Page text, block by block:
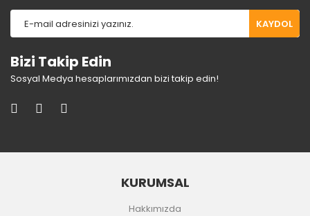
KAYDOL
Bizi Takip Edin
Sosyal Medya hesaplarımızdan bizi takip edin!
KURUMSAL
Hakkımızda